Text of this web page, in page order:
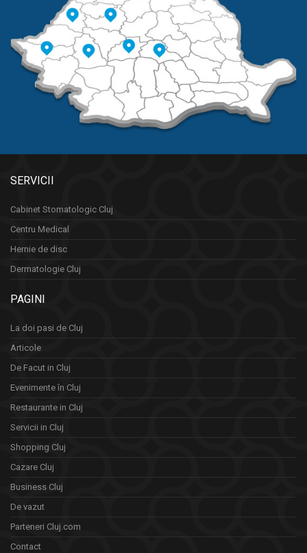
SERVICII
Cabinet Stomatologic Cluj
Centru Medical
Hernie de disc
Dermatologie Cluj
PAGINI
La doi pasi de Cluj
Articole
De Facut in Cluj
Evenimente în Cluj
Restaurante in Cluj
Servicii in Cluj
Shopping Cluj
Cazare Cluj
Business Cluj
De vazut
Parteneri Cluj.com
Contact